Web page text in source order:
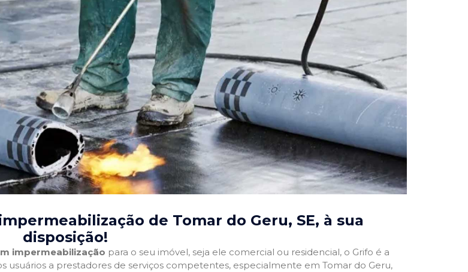
de Tomar do Geru, SE, à sua
disposição!
impermeabilização para o seu imóvel, seja ele comercial ou residencial, o Grifo é a
usuários a prestadores de serviços competentes, especialmente em Tomar do Geru,